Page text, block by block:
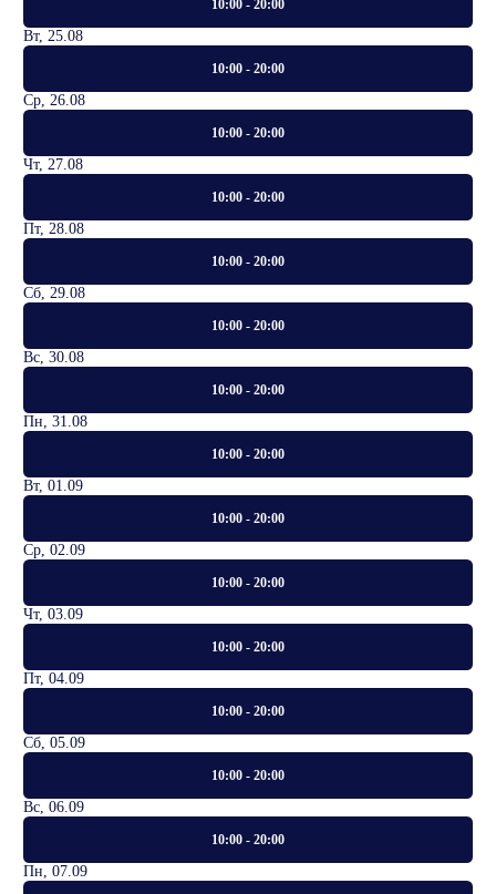
10:00 - 20:00
Вт, 25.08
10:00 - 20:00
Ср, 26.08
10:00 - 20:00
Чт, 27.08
10:00 - 20:00
Пт, 28.08
10:00 - 20:00
Сб, 29.08
10:00 - 20:00
Вс, 30.08
10:00 - 20:00
Пн, 31.08
10:00 - 20:00
Вт, 01.09
10:00 - 20:00
Ср, 02.09
10:00 - 20:00
Чт, 03.09
10:00 - 20:00
Пт, 04.09
10:00 - 20:00
Сб, 05.09
10:00 - 20:00
Вс, 06.09
10:00 - 20:00
Пн, 07.09